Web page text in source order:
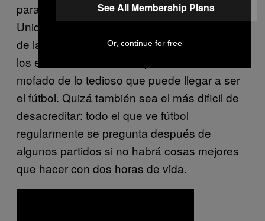
para desacreditar el fútbol en Estados
Unidos. Tambien es uno que no es exclusivo
de la extrema derecha. En el pasado, hasta
los escritores de Los Simpson se han
mofado de lo tedioso que puede llegar a ser
el fútbol. Quizá también sea el más dificil de
desacreditar: todo el que ve fútbol
regularmente se pregunta después de
algunos partidos si no habrá cosas mejores
que hacer con dos horas de vida.
See All Membership Plans
Or, continue for free